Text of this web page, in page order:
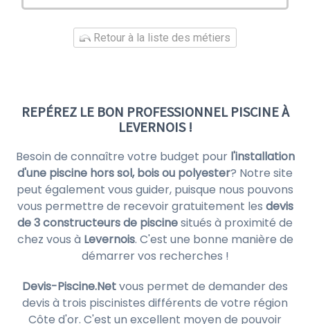
Retour à la liste des métiers
REPÉREZ LE BON PROFESSIONNEL PISCINE À
LEVERNOIS !
Besoin de connaître votre budget pour l'installation
d'une piscine hors sol, bois ou polyester? Notre site
peut également vous guider, puisque nous pouvons
vous permettre de recevoir gratuitement les devis
de 3 constructeurs de piscinesitués à proximité de
chez vous à Levernois. C'est une bonne manière de
démarrer vos recherches !
Devis-Piscine.Netvous permet de demander des
devis à trois piscinistes différents de votre région
Côte d'or. C'est un excellent moyen de pouvoir